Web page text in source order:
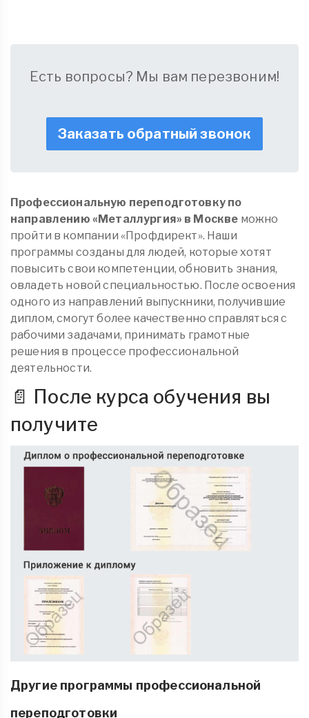
Есть вопросы? Мы вам перезвоним!
Заказать обратный звонок
Профессиональную переподготовку по
направлению «Металлургия» в Москве можно
пройти в компании «Профдирект». Наши
программы созданы для людей, которые хотят
повысить свои компетенции, обновить знания,
овладеть новой специальностью. После освоения
одного из направлений выпускники, получившие
диплом, смогут более качественно справляться с
рабочими задачами, принимать грамотные
решения в процессе профессиональной
деятельности.
📄 После курса обучения вы
получите
Другие программы профессиональной
переподготовки